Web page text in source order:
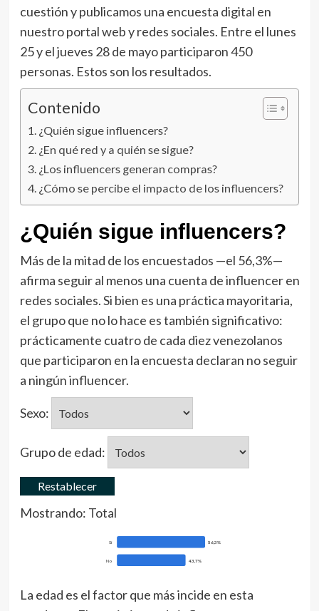
cuestión y publicamos una encuesta digital en
nuestro portal web y redes sociales. Entre el lunes
25 y el jueves 28 de mayo participaron 450
personas. Estos son los resultados.
Contenido
¿Quién sigue influencers?
¿En qué red y a quién se sigue?
¿Los influencers generan compras?
¿Cómo se percibe el impacto de los influencers?
¿Quién sigue influencers?
Más de la mitad de los encuestados —el 56,3%—
afirma seguir al menos una cuenta de influencer en
redes sociales. Si bien es una práctica mayoritaria,
el grupo que no lo hace es también significativo:
prácticamente cuatro de cada diez venezolanos
que participaron en la encuesta declaran no seguir
a ningún influencer.
Sexo:
Grupo de edad:
Restablecer
Mostrando: Total
Sí 56,3%
No 43,7%
La edad es el factor que más incide en esta